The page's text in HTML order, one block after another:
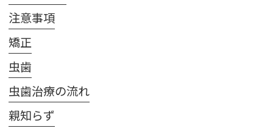
注意事項
矯正
虫歯
虫歯治療の流れ
親知らず